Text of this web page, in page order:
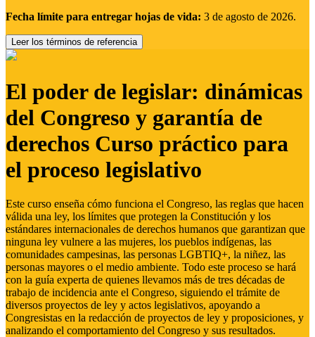
Fecha límite para entregar hojas de vida: 3 de agosto de 2026.
Leer los términos de referencia
El poder de legislar: dinámicas
del Congreso y garantía de
derechos Curso práctico para
el proceso legislativo
Este curso enseña cómo funciona el Congreso, las reglas que hacen
válida una ley, los límites que protegen la Constitución y los
estándares internacionales de derechos humanos que garantizan que
ninguna ley vulnere a las mujeres, los pueblos indígenas, las
comunidades campesinas, las personas LGBTIQ+, la niñez, las
personas mayores o el medio ambiente. Todo este proceso se hará
con la guía experta de quienes llevamos más de tres décadas de
trabajo de incidencia ante el Congreso, siguiendo el trámite de
diversos proyectos de ley y actos legislativos, apoyando a
Congresistas en la redacción de proyectos de ley y proposiciones, y
analizando el comportamiento del Congreso y sus resultados.